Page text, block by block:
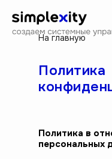
Политика в
персональных
Политика
На главную